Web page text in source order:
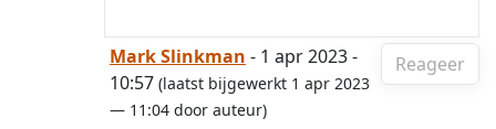
Reageer
Mark Slinkman - 1 apr 2023 -
10:57 (laatst bijgewerkt 1 apr 2023
— 11:04 door auteur)